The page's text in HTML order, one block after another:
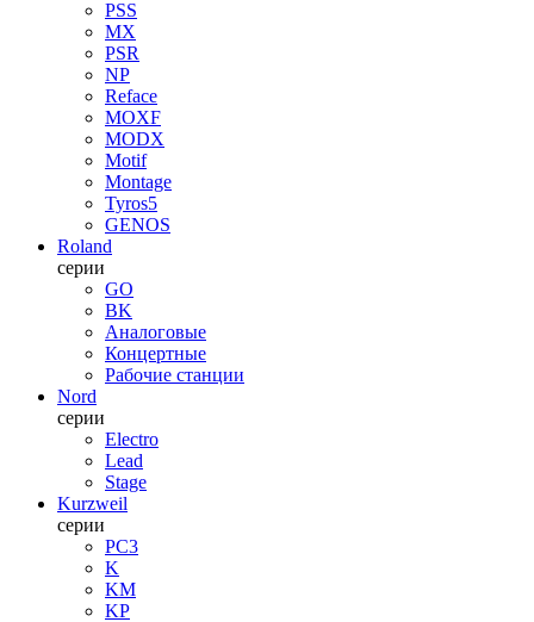
PSS
MX
PSR
NP
Reface
MOXF
MODX
Motif
Montage
Tyros5
GENOS
Roland
серии
GO
BK
Аналоговые
Концертные
Рабочие станции
Nord
серии
Electro
Lead
Stage
Kurzweil
серии
PC3
K
KM
KP